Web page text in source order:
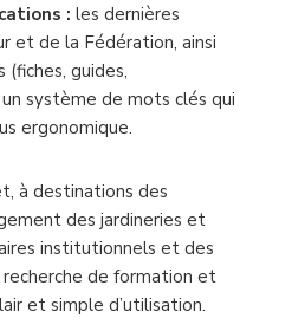
: les dernières
et de la Fédération, ainsi
(fiches, guides,
système de mots clés qui
ergonomique.
à destinations des
des jardineries et
institutionnels et des
de formation et
et simple d’utilisation.